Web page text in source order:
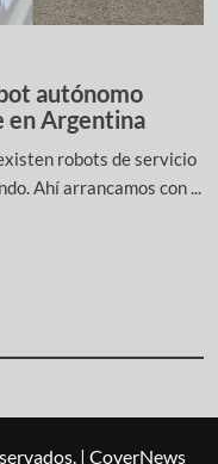
autónomo
en Argentina
robots de servicio
Ahí arrancamos con ...
| CoverNews